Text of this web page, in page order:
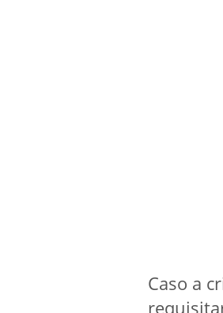
Caso a